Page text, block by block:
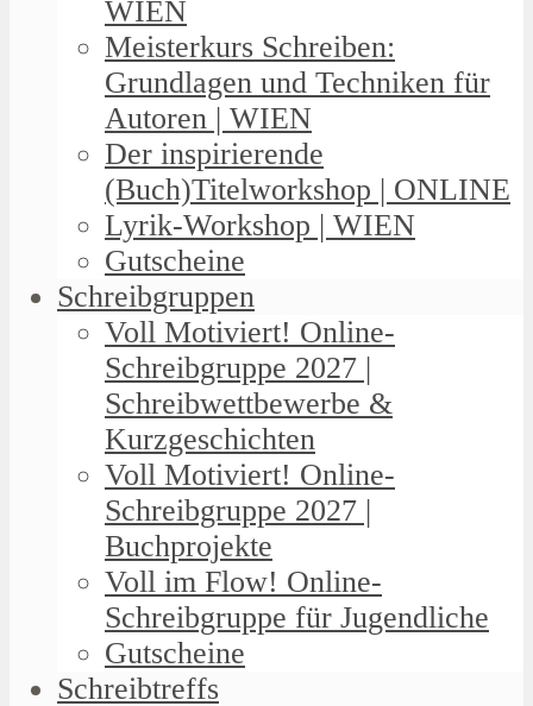
WIEN
Meisterkurs Schreiben:
Grundlagen und Techniken für
Autoren | WIEN
Der inspirierende
(Buch)Titelworkshop | ONLINE
Lyrik-Workshop | WIEN
Gutscheine
Schreibgruppen
Voll Motiviert! Online-
Schreibgruppe 2027 |
Schreibwettbewerbe &
Kurzgeschichten
Voll Motiviert! Online-
Schreibgruppe 2027 |
Buchprojekte
Voll im Flow! Online-
Schreibgruppe für Jugendliche
Gutscheine
Schreibtreffs